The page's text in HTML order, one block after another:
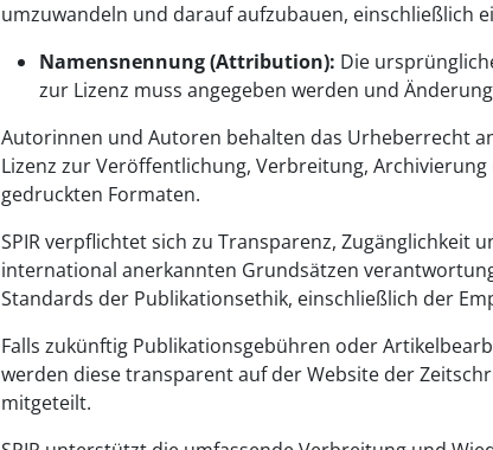
umzuwandeln und darauf aufzubauen, einschließlich
Namensnennung (Attribution): Die
zur Lizenz muss angegeben werden und
Autorinnen und Autoren behalten das Urheberrecht
Lizenz zur Veröffentlichung, Verbreitung,
gedruckten Formaten.
SPIR verpflichtet sich zu Transparenz,
international anerkannten Grundsätzen
Standards der Publikationsethik, einschließlich der
Falls zukünftig Publikationsgebühren oder
werden diese transparent auf der Website der
mitgeteilt.